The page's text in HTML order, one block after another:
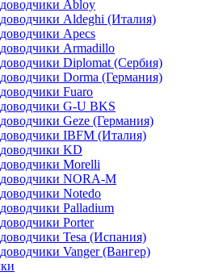
Abloy
Aldeghi (Италия)
Apecs
Armadillo
Diplomat (Сербия)
Dorma (Германия)
Fuaro
G-U BKS
Geze (Германия)
IBFM (Италия)
KD
Morelli
NORA-M
Notedo
Palladium
Porter
Tesa (Испания)
Vanger (Вангер)